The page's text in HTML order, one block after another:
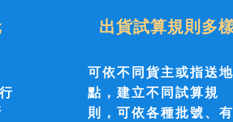
出貨試算規則多
可依不同貨主或指送地
點，建立不同試算規
則，可依各種批號、有